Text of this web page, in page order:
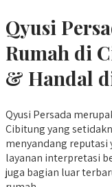
Qyusi
Rumah di
& Handal
Qyusi Persada
Cibitung yang
menyandang
layanan interpretasi
juga bagian luar